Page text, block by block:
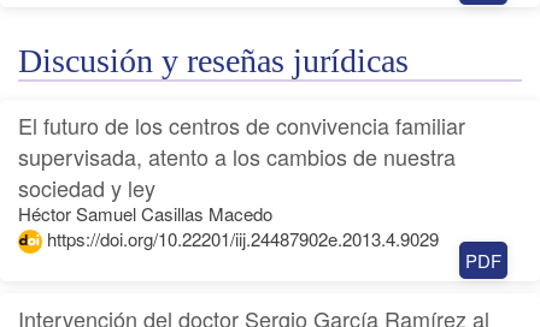
Discusión y reseñas jurídicas
El futuro de los centros de convivencia familiar
supervisada, atento a los cambios de nuestra
sociedad y ley
Héctor Samuel Casillas Macedo
https://doi.org/10.22201/iij.24487902e.2013.4.9029
PDF
Intervención del doctor Sergio García Ramírez al